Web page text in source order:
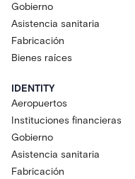
Gobierno
Asistencia sanitaria
Fabricación
Bienes raíces
IDENTITY
Aeropuertos
Instituciones financieras
Gobierno
Asistencia sanitaria
Fabricación